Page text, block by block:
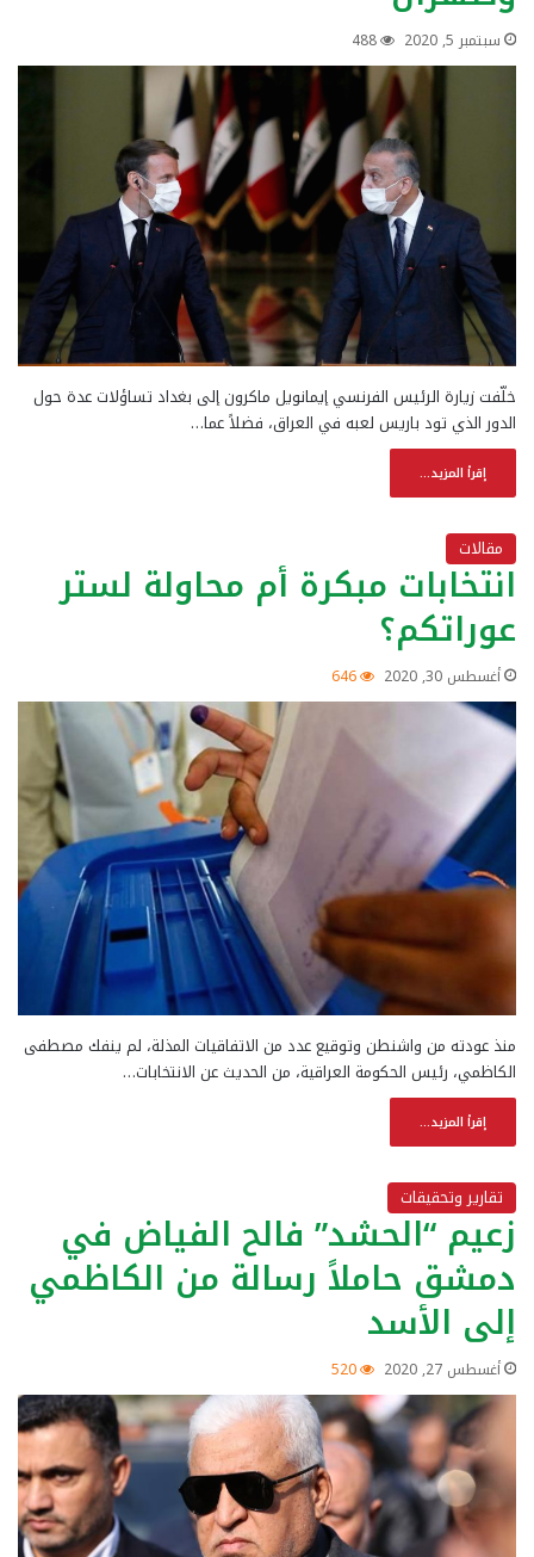
سبتمبر 5, 2020 488
خلّفت زيارة الرئيس الفرنسي إيمانويل ماكرون إلى بغداد تساؤلات عدة حول
الدور الذي تود باريس لعبه في العراق، فضلاً عما…
إقرأ المزيد...
مقالات
انتخابات مبكرة أم محاولة لستر
عوراتكم؟
أغسطس 30, 2020 646
منذ عودته من واشنطن وتوقيع عدد من الاتفاقيات المذلة، لم ينفك مصطفى
الكاظمي، رئيس الحكومة العراقية، من الحديث عن الانتخابات…
إقرأ المزيد...
تقارير وتحقيقات
زعيم “الحشد” فالح الفياض في
دمشق حاملاً رسالة من الكاظمي
إلى الأسد
أغسطس 27, 2020 520